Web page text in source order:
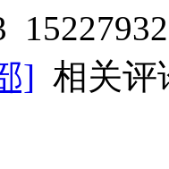
] 相关评